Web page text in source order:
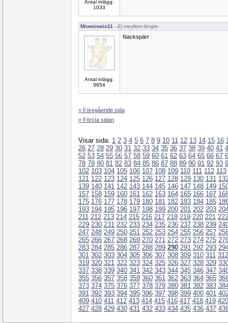
Antal inlägg:
1033
Miominmio11 - Ej medlem längre
Antal inlägg:
9654
Nackspärr
« Föregående sida
« Första sidan
Visar sida: 1 2 3 4 5 6 7 8 9 10 11 12 13 14 15 16
26 27 28 29 30 31 32 33 34 35 36 37 38 39 40 41
52 53 54 55 56 57 58 59 60 61 62 63 64 65 66 67
78 79 80 81 82 83 84 85 86 87 88 89 90 91 92 93
102 103 104 105 106 107 108 109 110 111 112 113
121 122 123 124 125 126 127 128 129 130 131
139 140 141 142 143 144 145 146 147 148 149
157 158 159 160 161 162 163 164 165 166 167
175 176 177 178 179 180 181 182 183 184 185
193 194 195 196 197 198 199 200 201 202 203
211 212 213 214 215 216 217 218 219 220 221 222
229 230 231 232 233 234 235 236 237 238 239
247 248 249 250 251 252 253 254 255 256 257
265 266 267 268 269 270 271 272 273 274 275
283 284 285 286 287 288 289 290 291 292 293
301 302 303 304 305 306 307 308 309 310 311 312
319 320 321 322 323 324 325 326 327 328 329
337 338 339 340 341 342 343 344 345 346 347
355 356 357 358 359 360 361 362 363 364 365
373 374 375 376 377 378 379 380 381 382 383
391 392 393 394 395 396 397 398 399 400 401
409 410 411 412 413 414 415 416 417 418 419 420
427 428 429 430 431 432 433 434 435 436 437